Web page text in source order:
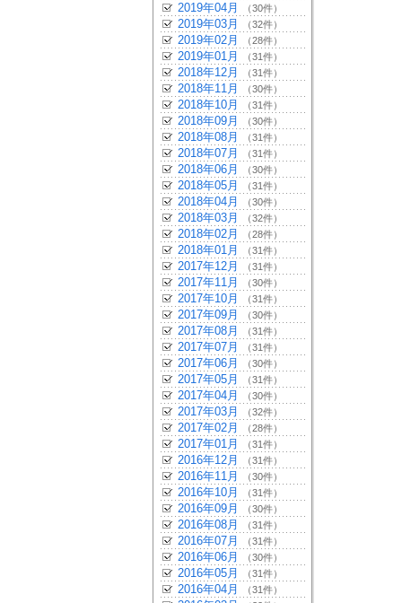
2019年04月 （30件）
2019年03月 （32件）
2019年02月 （28件）
2019年01月 （31件）
2018年12月 （31件）
2018年11月 （30件）
2018年10月 （31件）
2018年09月 （30件）
2018年08月 （31件）
2018年07月 （31件）
2018年06月 （30件）
2018年05月 （31件）
2018年04月 （30件）
2018年03月 （32件）
2018年02月 （28件）
2018年01月 （31件）
2017年12月 （31件）
2017年11月 （30件）
2017年10月 （31件）
2017年09月 （30件）
2017年08月 （31件）
2017年07月 （31件）
2017年06月 （30件）
2017年05月 （31件）
2017年04月 （30件）
2017年03月 （32件）
2017年02月 （28件）
2017年01月 （31件）
2016年12月 （31件）
2016年11月 （30件）
2016年10月 （31件）
2016年09月 （30件）
2016年08月 （31件）
2016年07月 （31件）
2016年06月 （30件）
2016年05月 （31件）
2016年04月 （31件）